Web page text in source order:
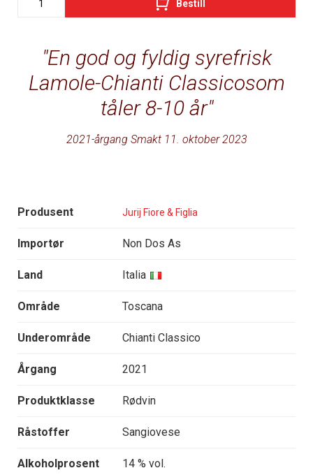
En god og fyldig syrefrisk
Lamole-Chianti Classicosom
tåler 8-10 år
2021-årgang Smakt 11. oktober 2023
Produsent Jurij Fiore & Figlia
Importør Non Dos As
Land Italia
Område Toscana
Underområde Chianti Classico
Årgang 2021
Produktklasse Rødvin
Råstoffer Sangiovese
Alkoholprosent 14 % vol.
Bestill